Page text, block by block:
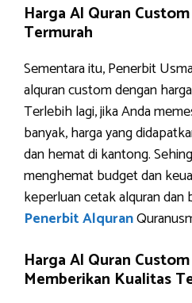
Harga Al Quran
Termurah
Sementara itu, Penerbit
alquran custom dengan
Terlebih lagi, jika Anda
banyak, harga yang
dan hemat di kantong.
menghemat budget dan
keperluan cetak alquran dan
Penerbit Alquran
Harga Al Quran
Memberikan Kualitas